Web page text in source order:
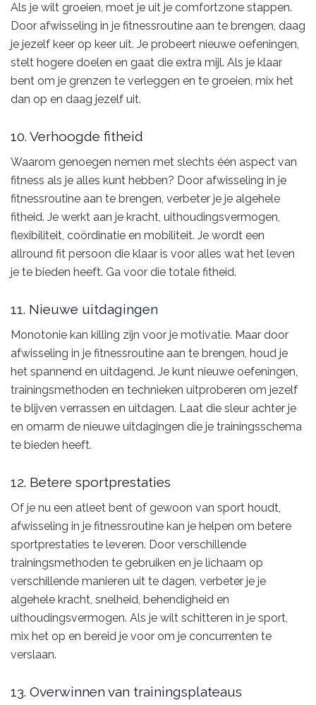
Als je wilt groeien, moet je uit je comfortzone stappen.
Door afwisseling in je fitnessroutine aan te brengen, daag
je jezelf keer op keer uit. Je probeert nieuwe oefeningen,
stelt hogere doelen en gaat die extra mijl. Als je klaar
bent om je grenzen te verleggen en te groeien, mix het
dan op en daag jezelf uit.
10. Verhoogde fitheid
Waarom genoegen nemen met slechts één aspect van
fitness als je alles kunt hebben? Door afwisseling in je
fitnessroutine aan te brengen, verbeter je je algehele
fitheid. Je werkt aan je kracht, uithoudingsvermogen,
flexibiliteit, coördinatie en mobiliteit. Je wordt een
allround fit persoon die klaar is voor alles wat het leven
je te bieden heeft. Ga voor die totale fitheid.
11. Nieuwe uitdagingen
Monotonie kan killing zijn voor je motivatie. Maar door
afwisseling in je fitnessroutine aan te brengen, houd je
het spannend en uitdagend. Je kunt nieuwe oefeningen,
trainingsmethoden en technieken uitproberen om jezelf
te blijven verrassen en uitdagen. Laat die sleur achter je
en omarm de nieuwe uitdagingen die je trainingsschema
te bieden heeft.
12. Betere sportprestaties
Of je nu een atleet bent of gewoon van sport houdt,
afwisseling in je fitnessroutine kan je helpen om betere
sportprestaties te leveren. Door verschillende
trainingsmethoden te gebruiken en je lichaam op
verschillende manieren uit te dagen, verbeter je je
algehele kracht, snelheid, behendigheid en
uithoudingsvermogen. Als je wilt schitteren in je sport,
mix het op en bereid je voor om je concurrenten te
verslaan.
13. Overwinnen van trainingsplateaus